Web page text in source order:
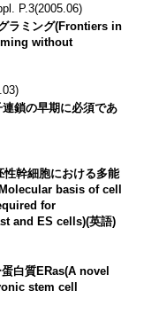
P.3(2005.06)
ラミング(Frontiers in
without
鎖の早期に必須であ
幹細胞における多能
basis of cell
for
and ES cells)(英語)
白質ERas(A novel
stem cell